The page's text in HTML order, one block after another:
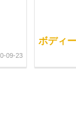
09-23
ボディ